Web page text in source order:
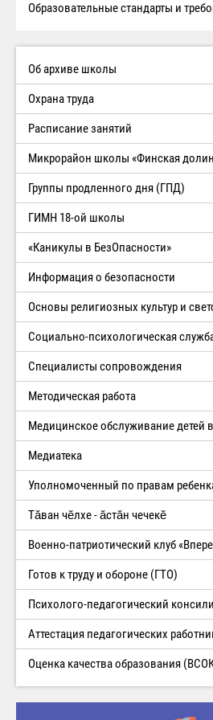
Образовательные стандарты и
Об архиве школы
Охрана труда
Расписание занятий
Микрорайон школы «Финская
Группы продленного дня (ГПД)
ГИМН 18-ой школы
«Каникулы в БезОпасности»
Информация о безопасности
Основы религиозных культур и
Социально-психологическая
Специалисты сопровождения
Методическая работа
Медицинское обслуживание детей
Медиатека
Уполномоченный по правам
Тăван чĕлхе - ăстăн чечекĕ
Военно-патриотический клуб
Готов к труду и обороне (ГТО)
Психолого-педагогический
Аттестация педагогических
Оценка качества образования